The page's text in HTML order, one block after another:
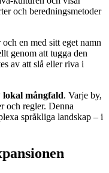
och beredningsmetoder
och en med sitt eget namn
genom att tugga den
av att slå eller riva i
lokal mångfald. Varje by,
och regler. Denna
språkliga landskap – i